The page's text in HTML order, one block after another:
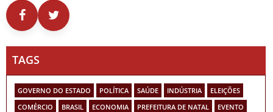
TAGS
GOVERNO DO ESTADO POLÍTICA SAÚDE INDÚSTRIA
ELEIÇÕES
COMÉRCIO
BRASIL ECONOMIA PREFEITURA DE NATAL
EVENTO